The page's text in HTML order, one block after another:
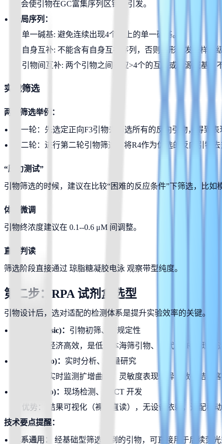
则会使引物在GC富集序列区错误引发。
全局序列：
单一碱基: 避免连续出现4个以上的单一碱基。
自身互补: 不能含有自身互补序列，否则会形成发夹样二
引物间互补: 两个引物之间不应>4个的互补或同源碱基
实战筛选
两轮筛选举例：
第一轮：先选定正向F3引物去筛选所有的反向引物，得到
第二轮：进行第二轮引物筛选，将R4作为优选的反向引物
“压力测试”
引物筛选的时候，建议在比较“困难的反应条件”下筛选，比如
体系微调
引物终浓度建议在 0.1--0.6 μM 间调整。
直观判读
筛选阶段直接通过 琼脂糖凝胶电泳 观察带型纯度。
第二步：RPA 试剂盒选型
引物设计后，选对适配的检测体系是提升实验效率的关键。
基础型 (Basic)： 引物初筛、常规定性
优势： 经济高效，是低成本海筛引物、替代 PCR 的理想
荧光型 (Exo)： 实时分析、定量研究
优势： 实时监测扩增曲线，灵敏度表现优异，数据结果
试纸型 (Nfo)： 现场检测、POCT 开发
优势： 结果可视化（裸眼直读），无设备依赖，适配移
技术要点提醒：
体系通用： 经基础型筛选得到的引物，可直接用于后续荧